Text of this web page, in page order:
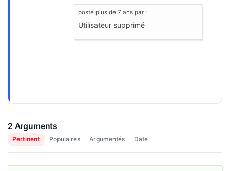
posté plus de 7 ans par :
Utilisateur supprimé
2 Arguments
Pertinent Populaires Argumentés Date